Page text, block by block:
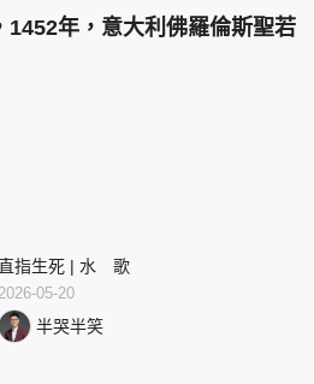
1452年，意大利佛羅倫斯聖若
直指生死 | 水 歌
2026-05-20
半哭半笑